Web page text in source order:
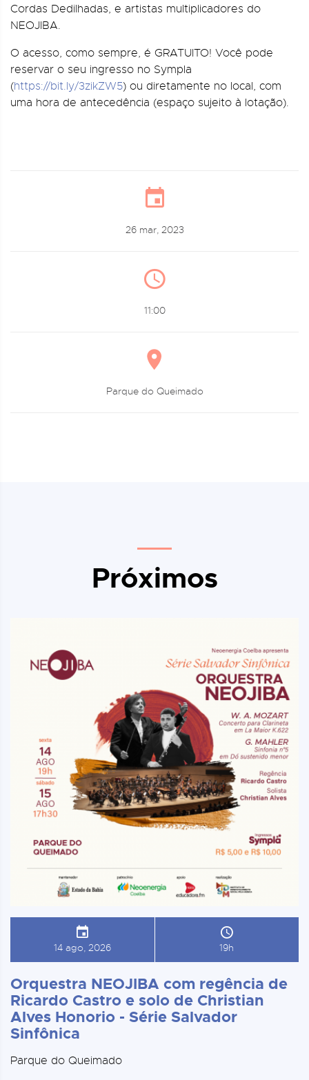
Cordas Dedilhadas, e artistas multiplicadores do
NEOJIBA.
O acesso, como sempre, é GRATUITO! Você pode
reservar o seu ingresso no Sympla
(https://bit.ly/3zikZW5) ou diretamente no local, com
uma hora de antecedência (espaço sujeito à lotação).
26 mar, 2023
11:00
Parque do Queimado
Próximos
14 ago, 2026 19h
Orquestra NEOJIBA com regência de
Ricardo Castro e solo de Christian
Alves Honorio - Série Salvador
Sinfônica
Parque do Queimado